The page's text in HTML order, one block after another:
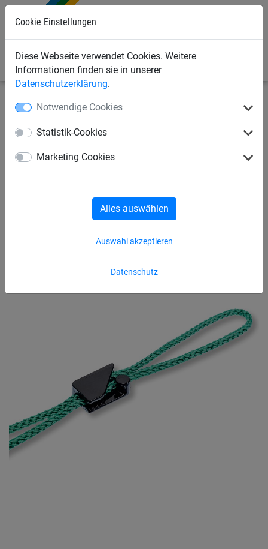
Cookie Einstellungen
Diese Webseite verwendet Cookies. Weitere
Informationen finden sie in unserer
Datenschutzerklärung.
Notwendige Cookies
Statistik-Cookies
Marketing Cookies
Datenschutz
Auswahl akzeptieren
Alles auswählen
Sportnetze Volleyballnetze
Spannschnüre für Netze mit
Prüfzeichen DVV I und II